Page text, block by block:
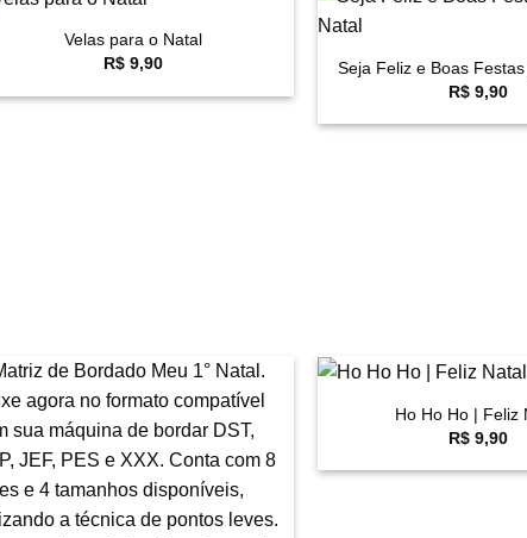
Velas para o Natal
R$ 9,90
+
Seja Feliz e Boas
R$ 9,90
Favoritar
+
Ho Ho Ho | Feliz
R$ 9,90